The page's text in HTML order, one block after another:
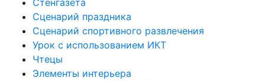
Стенгазета
Сценарий праздника
Сценарий спортивного развлечения
Урок с использованием ИКТ
Чтецы
Элементы интерьера